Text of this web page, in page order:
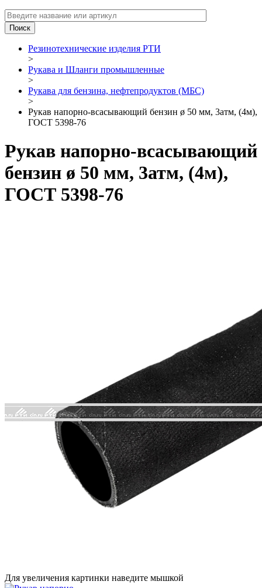
Резинотехнические изделия РТИ
>
Рукава и Шланги промышленные
>
Рукава для бензина, нефтепродуктов (МБС)
>
Рукав напорно-всасывающий бензин ø 50 мм, 3атм, (4м),
ГОСТ 5398-76
Рукав напорно-всасывающий
бензин ø 50 мм, 3атм, (4м),
ГОСТ 5398-76
Для увеличения картинки наведите мышкой